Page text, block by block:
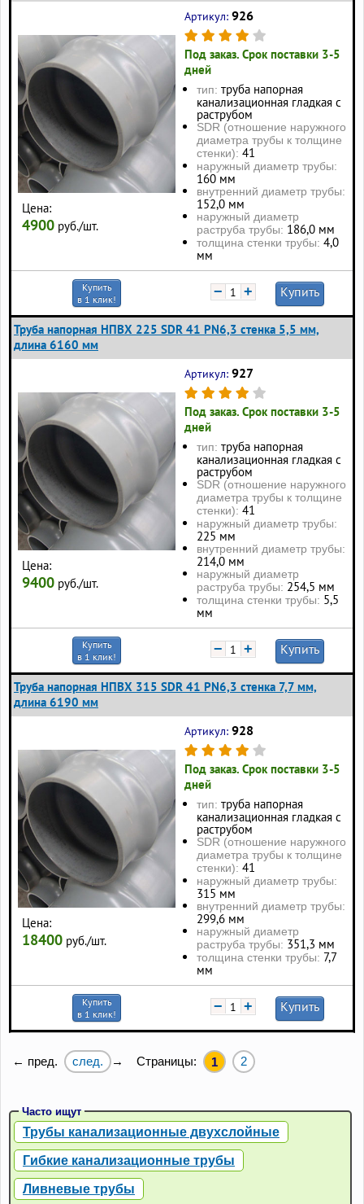
Цена:
4900 руб./шт.
Артикул: 926
Под заказ. Срок поставки 3-5
дней
тип: труба напорная
канализационная гладкая с
раструбом
SDR (отношение наружного
диаметра трубы к толщине
стенки): 41
наружный диаметр трубы:
160 мм
внутренний диаметр трубы:
152,0 мм
наружный диаметр
раструба трубы: 186,0 мм
толщина стенки трубы: 4,0
мм
Купить
в 1 клик!
− + Купить
Труба напорная НПВХ 225 SDR 41 PN6,3 стенка 5,5 мм,
длина 6160 мм
Цена:
9400 руб./шт.
Артикул: 927
Под заказ. Срок поставки 3-5
дней
тип: труба напорная
канализационная гладкая с
раструбом
SDR (отношение наружного
диаметра трубы к толщине
стенки): 41
наружный диаметр трубы:
225 мм
внутренний диаметр трубы:
214,0 мм
наружный диаметр
раструба трубы: 254,5 мм
толщина стенки трубы: 5,5
мм
Купить
в 1 клик!
− + Купить
Труба напорная НПВХ 315 SDR 41 PN6,3 стенка 7,7 мм,
длина 6190 мм
Цена:
18400 руб./шт.
Артикул: 928
Под заказ. Срок поставки 3-5
дней
тип: труба напорная
канализационная гладкая с
раструбом
SDR (отношение наружного
диаметра трубы к толщине
стенки): 41
наружный диаметр трубы:
315 мм
внутренний диаметр трубы:
299,6 мм
наружный диаметр
раструба трубы: 351,3 мм
толщина стенки трубы: 7,7
мм
Купить
в 1 клик!
− + Купить
← пред. след. → Страницы: 1 2
Часто ищут
Трубы канализационные двухслойные
Гибкие канализационные трубы
Ливневые трубы